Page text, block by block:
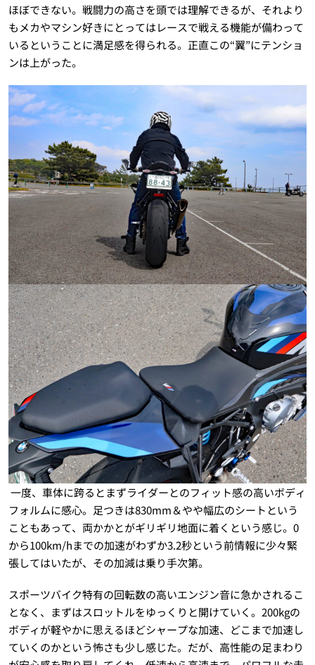
ほぼできない。戦闘力の高さを頭では理解できるが、それより
もメカやマシン好きにとってはレースで戦える機能が備わって
いるということに満足感を得られる。正直この“翼”にテンショ
ンは上がった。
一度、車体に跨るとまずライダーとのフィット感の高いボディ
フォルムに感心。足つきは830mm＆やや幅広のシートという
こともあって、両かかとがギリギリ地面に着くという感じ。0
から100km/hまでの加速がわずか3.2秒という前情報に少々緊
張してはいたが、その加減は乗り手次第。
スポーツバイク特有の回転数の高いエンジン音に急かされるこ
となく、まずはスロットルをゆっくりと開けていく。200kgの
ボディが軽やかに思えるほどシャープな加速、どこまで加速し
ていくのかという怖さも少し感じた。だが、高性能の足まわり